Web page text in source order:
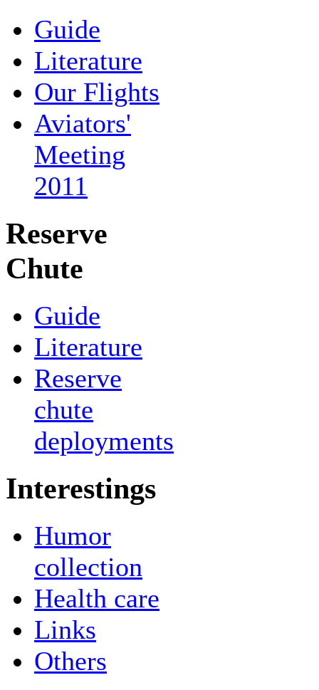
Guide
Literature
Our Flights
Aviators'
Meeting
2011
Reserve
Chute
Guide
Literature
Reserve
chute
deployments
Interestings
Humor
collection
Health care
Links
Others